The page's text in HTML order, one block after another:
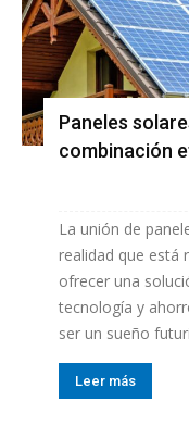
Paneles
combinación
La unión de
realidad que está
ofrecer una
tecnología y
ser un sueño
Leer más